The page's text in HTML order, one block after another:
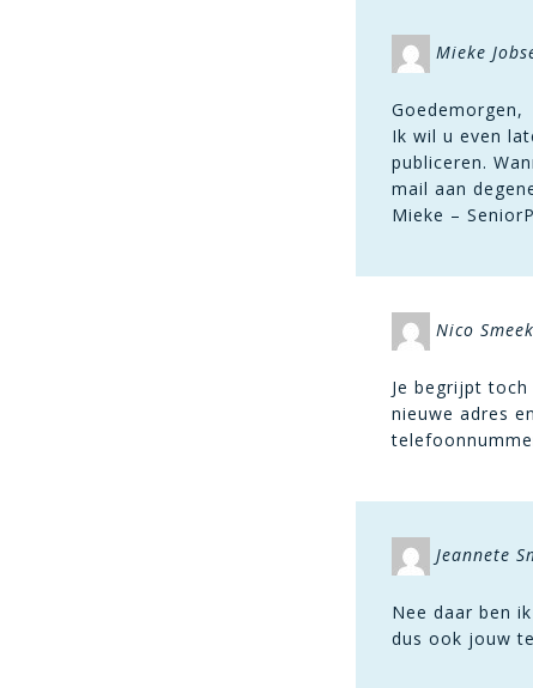
Mieke
Goedemorgen,
Ik wil u even
publiceren.
mail aan
Mieke –
Nico
Je begrijpt
nieuwe adres
Jeannete
Nee daar ben
dus ook jouw